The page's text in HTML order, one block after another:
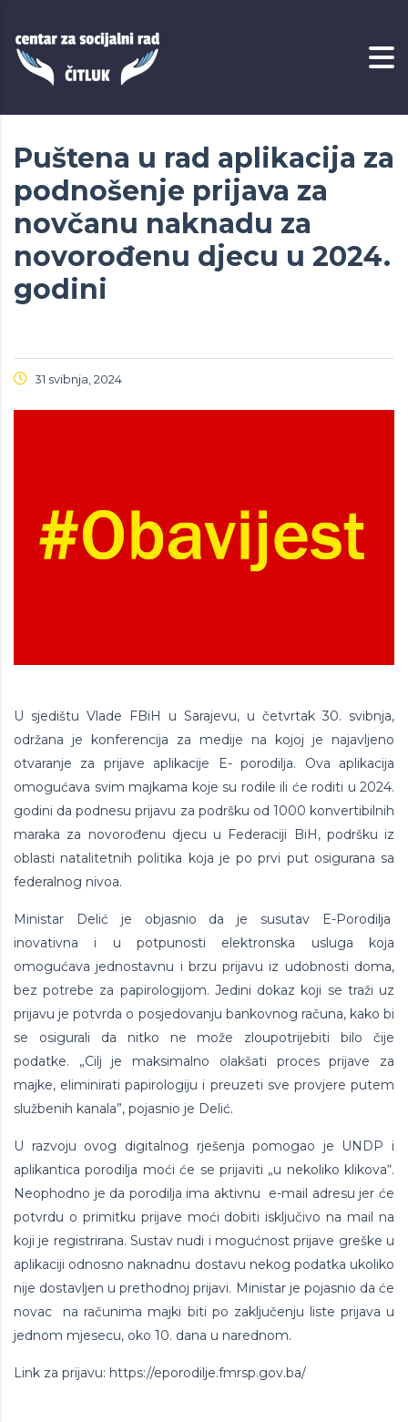
Puštena u rad aplikacija za
podnošenje prijava za
novčanu naknadu za
novorođenu djecu u 2024.
godini
31 svibnja, 2024
U sjedištu Vlade FBiH u Sarajevu, u četvrtak 30. svibnja,
održana je konferencija za medije na kojoj je najavljeno
otvaranje za prijave aplikacije E- porodilja. Ova aplikacija
omogućava svim majkama koje su rodile ili će roditi u 2024.
godini da podnesu prijavu za podršku od 1000 konvertibilnih
maraka za novorođenu djecu u Federaciji BiH, podršku iz
oblasti natalitetnih politika koja je po prvi put osigurana sa
federalnog nivoa.
Ministar Delić je objasnio da je susutav E-Porodilja
inovativna i u potpunosti elektronska usluga koja
omogućava jednostavnu i brzu prijavu iz udobnosti doma,
bez potrebe za papirologijom. Jedini dokaz koji se traži uz
prijavu je potvrda o posjedovanju bankovnog računa, kako bi
se osigurali da nitko ne može zloupotrijebiti bilo čije
podatke. „Cilj je maksimalno olakšati proces prijave za
majke, eliminirati papirologiju i preuzeti sve provjere putem
službenih kanala”, pojasnio je Delić.
U razvoju ovog digitalnog rješenja pomogao je UNDP i
aplikantica porodilja moći će se prijaviti „u nekoliko klikova“.
Neophodno je da porodilja ima aktivnu e-mail adresu jer će
potvrdu o primitku prijave moći dobiti isključivo na mail na
koji je registrirana. Sustav nudi i mogućnost prijave greške u
aplikaciji odnosno naknadnu dostavu nekog podatka ukoliko
nije dostavljen u prethodnoj prijavi. Ministar je pojasnio da će
novac na računima majki biti po zaključenju liste prijava u
jednom mjesecu, oko 10. dana u narednom.
Link za prijavu: https://eporodilje.fmrsp.gov.ba/